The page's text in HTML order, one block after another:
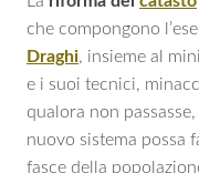
che compongono
Draghi, insieme al
e i suoi tecnici,
qualora non
nuovo sistema possa
fasce della